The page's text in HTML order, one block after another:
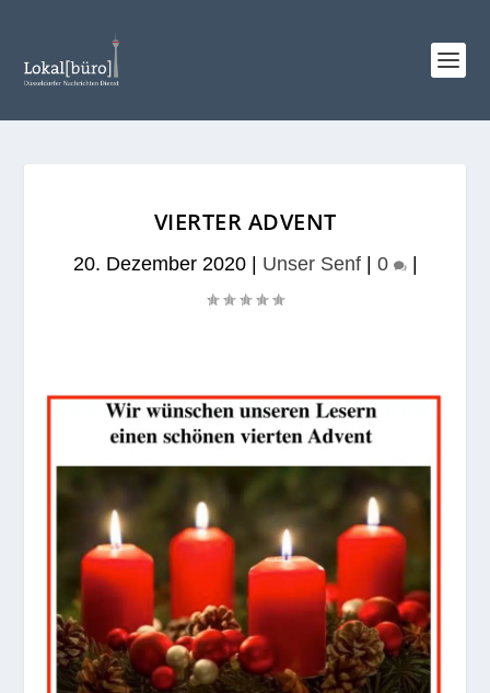
VIERTER ADVENT
20. Dezember 2020| Unser Senf| 0 |